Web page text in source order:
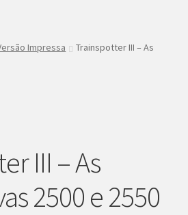
Impressa
Trainspotter III – As
III – As
2500 e 2550